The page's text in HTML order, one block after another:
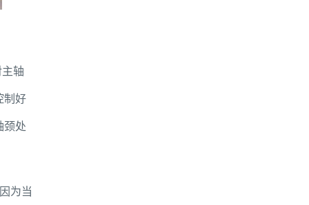
轴
制好
颈处
为当